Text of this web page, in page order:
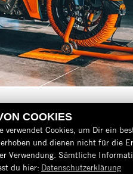
COOKIES
verwendet Cookies, um Dir ein
und dienen nicht für die
Verwendung. Sämtliche
du hier: Datenschutzerklärung